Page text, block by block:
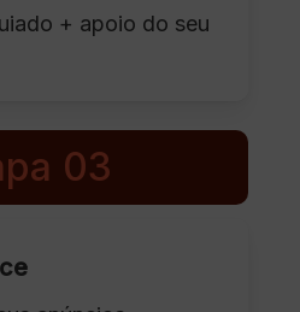
+ apoio do seu
03